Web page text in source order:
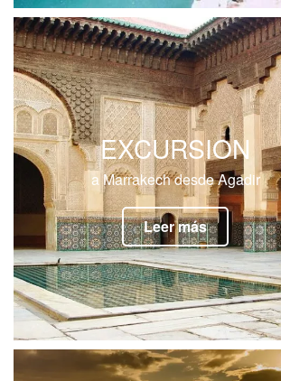
EXCURSION
a Marrakech desde Agadir
Leer más